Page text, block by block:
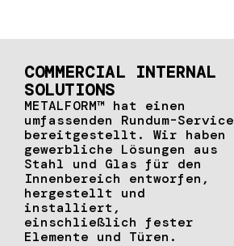
COMMERCIAL INTERNAL
SOLUTIONS
METALFORM™ hat einen
umfassenden Rundum-Service
bereitgestellt. Wir haben
gewerbliche Lösungen aus
Stahl und Glas für den
Innenbereich entworfen,
hergestellt und
installiert,
einschließlich fester
Elemente und Türen.